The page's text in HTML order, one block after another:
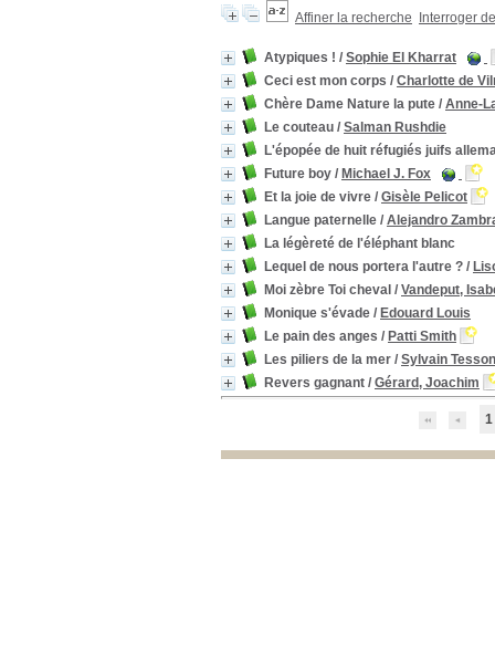
Affiner la recherche Interroger
Atypiques ! / Sophie El Kharrat
Ceci est mon corps / Charlotte de
Chère Dame Nature la pute / Anne-
Le couteau / Salman Rushdie
L'épopée de huit réfugiés juifs
Future boy / Michael J. Fox
Et la joie de vivre / Gisèle Pelicot
Langue paternelle / Alejandro
La légèreté de l'éléphant blanc
Lequel de nous portera l'autre ? /
Moi zèbre Toi cheval / Vandeput,
Monique s'évade / Edouard Louis
Le pain des anges / Patti Smith
Les piliers de la mer / Sylvain Tesson
Revers gagnant / Gérard, Joachim
1